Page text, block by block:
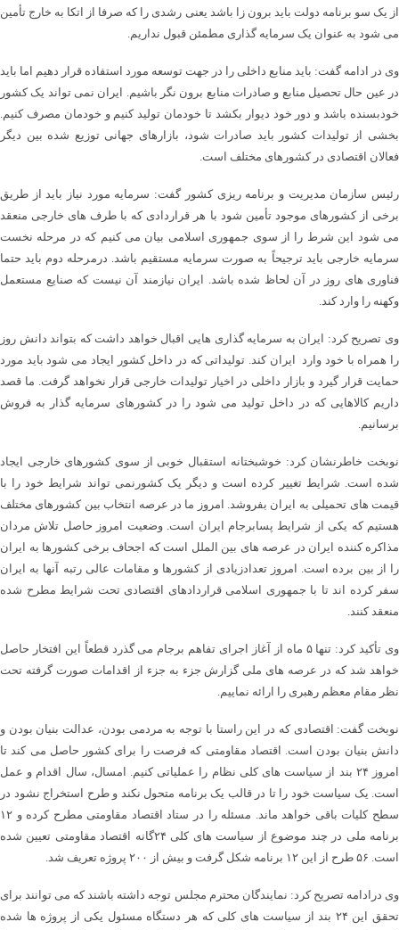
از یک سو برنامه دولت باید برون زا باشد یعنی رشدی را که صرفا از اتکا به خارج تأمین
می شود به عنوان یک سرمایه گذاری مطمئن قبول نداریم.
وی در ادامه گفت: باید منابع داخلی را در جهت توسعه مورد استفاده قرار دهیم اما باید
در عین حال تحصیل منابع و صادرات منابع برون نگر باشیم. ایران نمی تواند یک کشور
خودبسنده باشد و دور خود دیوار بکشد تا خودمان تولید کنیم و خودمان مصرف کنیم.
بخشی از تولیدات کشور باید صادرات شود، بازارهای جهانی توزیع شده بین دیگر
فعالان اقتصادی در کشورهای مختلف است.
رئیس سازمان مدیریت و برنامه ریزی کشور گفت: سرمایه مورد نیاز باید از طریق
برخی از کشورهای موجود تأمین شود با هر قراردادی که با طرف های خارجی منعقد
می شود این شرط را از سوی جمهوری اسلامی بیان می کنیم که در مرحله نخست
سرمایه خارجی باید ترجیحاً به صورت سرمایه مستقیم باشد. درمرحله دوم باید حتما
فناوری های روز در آن لحاظ شده باشد. ایران نیازمند آن نیست که صنایع مستعمل
وکهنه را وارد کند.
وی تصریح کرد: ایران به سرمایه گذاری هایی اقبال خواهد داشت که بتواند دانش روز
را همراه با خود وارد ایران کند. تولیداتی که در داخل کشور ایجاد می شود باید مورد
حمایت قرار گیرد و بازار داخلی در اخیار تولیدات خارجی قرار نخواهد گرفت. ما قصد
داریم کالاهایی که در داخل تولید می شود را در کشورهای سرمایه گذار به فروش
برسانیم.
نوبخت خاطرنشان کرد: خوشبختانه استقبال خوبی از سوی کشورهای خارجی ایجاد
شده است. شرایط تغییر کرده است و دیگر یک کشورنمی تواند شرایط خود را با
قیمت های تحمیلی به ایران بفروشد. امروز ما در عرصه انتخاب بین کشورهای مختلف
هستیم که یکی از شرایط پسابرجام ایران است. وضعیت امروز حاصل تلاش مردان
مذاکره کننده ایران در عرصه های بین الملل است که اجحاف برخی کشورها به ایران
را از بین برده است. امروز تعدادزیادی از کشورها و مقامات عالی رتبه آنها به ایران
سفر کرده اند تا با جمهوری اسلامی قراردادهای اقتصادی تحت شرایط مطرح شده
منعقد کنند.
وی تأکید کرد: تنها ۵ ماه از آغاز اجرای تفاهم برجام می گذرد قطعاً این افتخار حاصل
خواهد شد که در عرصه های ملی گزارش جزء به جزء از اقدامات صورت گرفته تحت
نظر مقام معظم رهبری را ارائه نماییم.
نوبخت گفت: اقتصادی که در این راستا با توجه به مردمی بودن، عدالت بنیان بودن و
دانش بنیان بودن است. اقتصاد مقاومتی که فرصت را برای کشور حاصل می کند تا
امروز ۲۴ بند از سیاست های کلی نظام را عملیاتی کنیم. امسال، سال اقدام و عمل
است. یک سیاست خود را تا در قالب یک برنامه متحول نکند و طرح استخراج نشود در
سطح کلیات باقی خواهد ماند. مسئله را در ستاد اقتصاد مقاومتی مطرح کرده و ۱۲
برنامه ملی در چند موضوع از سیاست های کلی ۲۴گانه اقتصاد مقاومتی تعیین شده
است. ۵۶ طرح از این ۱۲ برنامه شکل گرفت و بیش از ۲۰۰ پروژه تعریف شد.
وی درادامه تصریح کرد: نمایندگان محترم مجلس توجه داشته باشند که می توانند برای
تحقق این ۲۴ بند از سیاست های کلی که هر دستگاه مسئول یکی از پروژه ها شده